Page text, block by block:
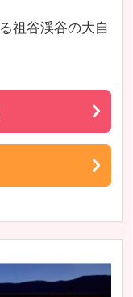
祖谷渓谷の大自